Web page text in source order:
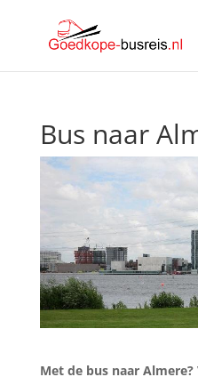
Bus naar
Met de bus naar